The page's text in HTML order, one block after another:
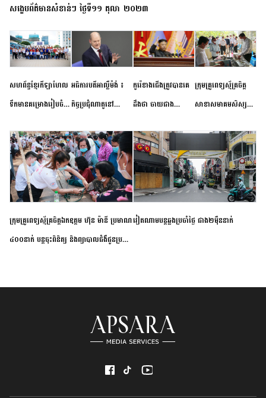
សង្ខេបព័ត៌មានសំខាន់ៗ ថ្ងៃទី១១ តុលា ២០២៣
សហព័ន្ធខ្មែរកីឡាហែល
ទឹកមានគម្រោងរៀបចំ
កម្រិតបឋម ដល់ឧត្តម
សិក្សានាពេលខាងមុខ
អធិការបតីអាល្លឺម៉ង់ ៖
កិច្ចប្រជុំណាតូនៅ
ខាងមុខនឹងបញ្ជូនសញ្ញា
នៃភាពស្អិតរមួត និង
ការប្តេជ្ញាចិត្ត
កូរ៉េខាងជើងត្រូវបានគេ
ដឹងថា ចាយជាង
អភិវឌ្ឍន៍នុយក្លេអ៊ែរ
ក្រុមគ្រូពេទ្យស្ម័គ្រចិត្ត
សាខាសមាគមសិស្ស
ខេត្តកំពង់ចាម ចុះពិនិត្យ
ពិគ្រោះជំងឺទូទៅ និងផ្តល់
ថ្នាំពេទ្យជូនប្រជាពលរដ្ឋ
រស់នៅសង្កាត់បឹងកុក
ក្រុមគ្រូពេទ្យស្ម័គ្រចិត្តឯកឧត្តម ហ៊ុន ម៉ានី ប្រមាណ
៤០០នាក់ បន្តចុះពិនិត្យ និងព្យាបាលជំងឺជូនប្រជា
វៀតណាម​បន្ត​ឆ្លង​ប្រចាំថ្ងៃ​ ​ជាង​២​ម៉ឺន​នាក់​